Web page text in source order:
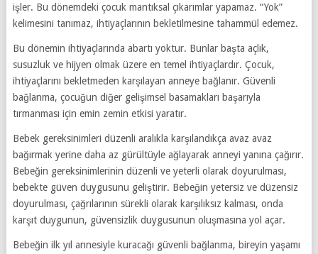
işler. Bu dönemdeki çocuk mantıksal çıkarımlar yapamaz. “Yok”
kelimesini tanımaz, ihtiyaçlarının bekletilmesine tahammül edemez.
Bu dönemin ihtiyaçlarında abartı yoktur. Bunlar başta açlık,
susuzluk ve hijyen olmak üzere en temel ihtiyaçlardır. Çocuk,
ihtiyaçlarını bekletmeden karşılayan anneye bağlanır. Güvenli
bağlanma, çocuğun diğer gelişimsel basamakları başarıyla
tırmanması için emin zemin etkisi yaratır.
Bebek gereksinimleri düzenli aralıkla karşılandıkça avaz avaz
bağırmak yerine daha az gürültüyle ağlayarak anneyi yanına çağırır.
Bebeğin gereksinimlerinin düzenli ve yeterli olarak doyurulması,
bebekte güven duygusunu geliştirir. Bebeğin yetersiz ve düzensiz
doyurulması, çağrılarının sürekli olarak karşılıksız kalması, onda
karşıt duygunun, güvensizlik duygusunun oluşmasına yol açar.
Bebeğin ilk yıl annesiyle kuracağı güvenli bağlanma, bireyin yaşamı